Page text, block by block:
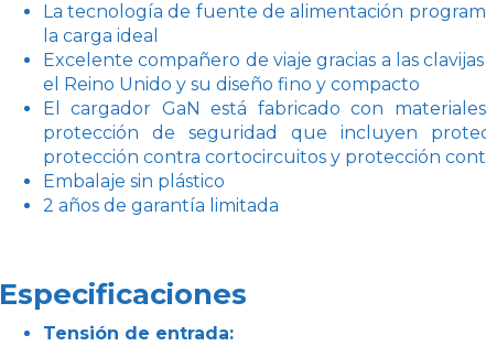
La tecnología de fuente de alimentación
la carga ideal
Excelente compañero de viaje gracias a las
el Reino Unido y su diseño fino y compacto
El cargador GaN está fabricado con
protección de seguridad que incluyen
protección contra cortocircuitos y protección
Embalaje sin plástico
2 años de garantía limitada
Especificaciones
Tensión de entrada: